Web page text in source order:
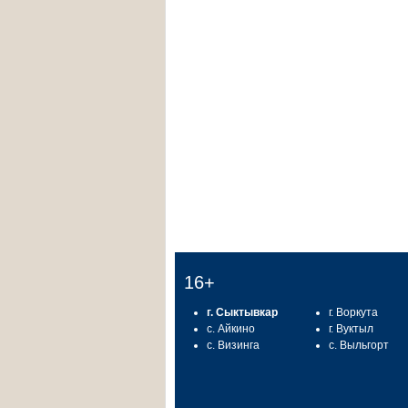
16+
г. Сыктывкар
с. Айкино
с. Визинга
г. Воркута
г. Вуктыл
с. Выльгорт